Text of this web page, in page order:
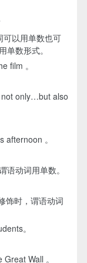
以用单数也可
数形式。
film 。
only…but also
。
动词用单数。
时，谓语动词
。
Wall 。